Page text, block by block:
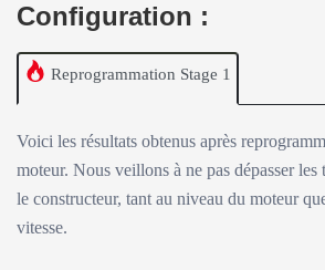
Configuration :
Reprogrammation Stage 1
Voici les résultats obtenus après
moteur. Nous veillons à ne pas dépasser les
le constructeur, tant au niveau du moteur
vitesse.